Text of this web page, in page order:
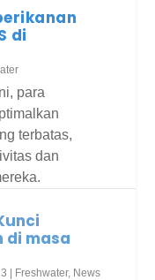
di
para
terbatas,
dan
di masa
Freshwater, News